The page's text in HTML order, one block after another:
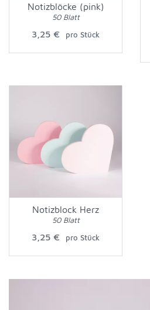
Notizblöcke (pink)
50 Blatt
3,25 € pro Stück
Notizblock Herz
50 Blatt
3,25 € pro Stück